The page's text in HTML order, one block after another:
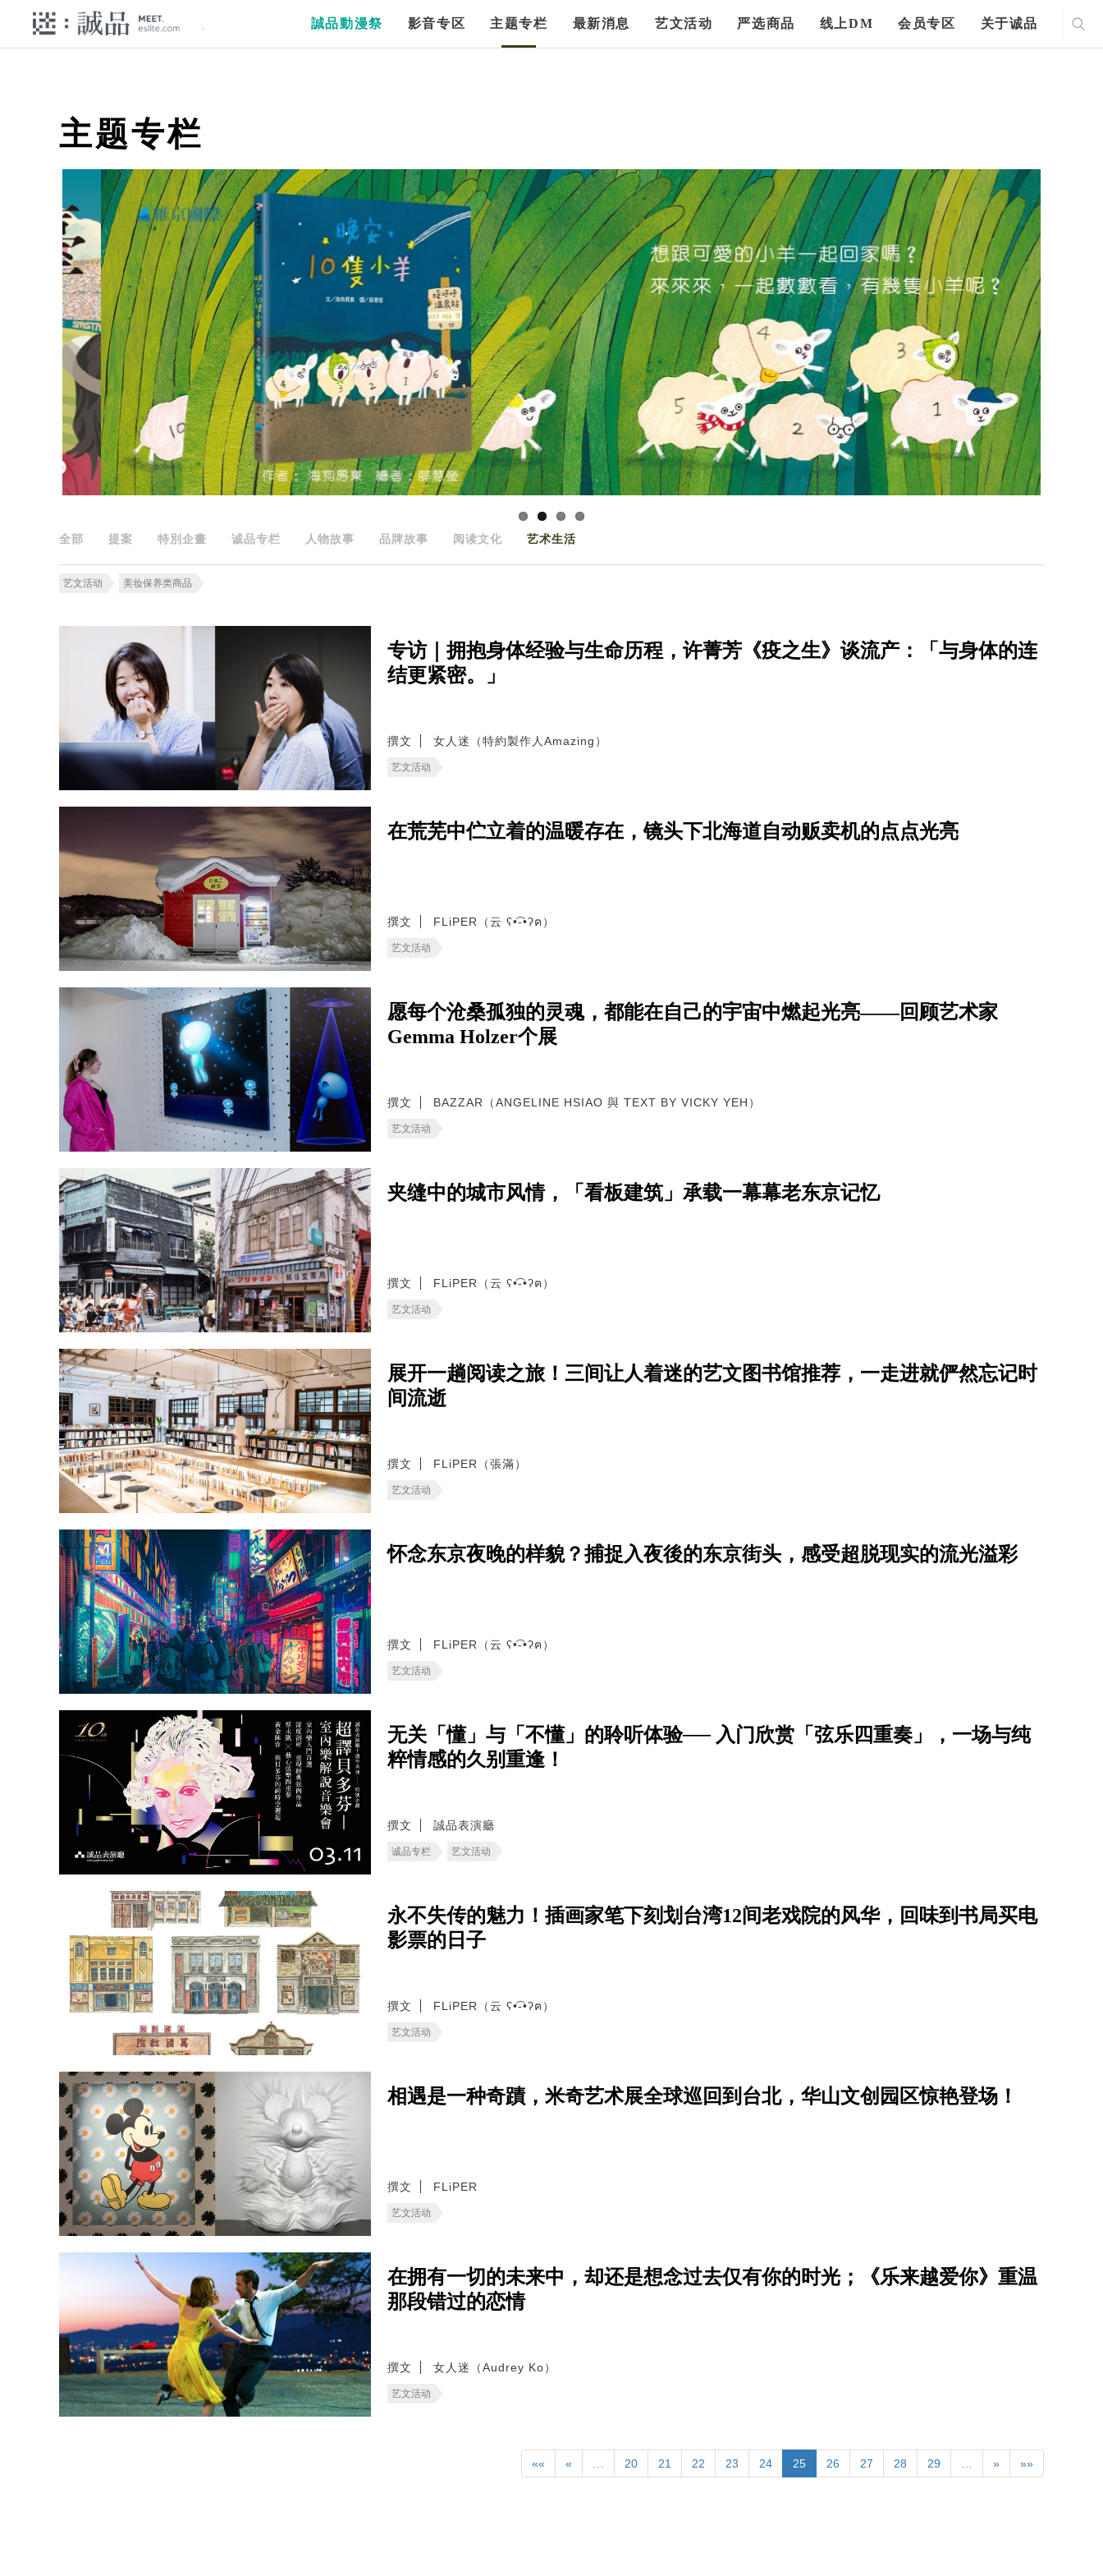
誠品動漫祭 影音专区 主题专栏 最新消息 艺文活动 严选商品 线上DM 会员专区 关于诚品
主题专栏
全部 提案 特別企畫 诚品专栏 人物故事 品牌故事 阅读文化 艺术生活
艺文活动 美妆保养类商品
专访｜拥抱身体经验与生命历程，许菁芳《疫之生》谈流产：「与身体的连
结更紧密。」
撰文 女人迷（特約製作人Amazing）
艺文活动
在荒芜中伫立着的温暖存在，镜头下北海道自动贩卖机的点点光亮
撰文 FLiPER（云 ʕ•͡-•ʔฅ）
艺文活动
愿每个沧桑孤独的灵魂，都能在自己的宇宙中燃起光亮——回顾艺术家
Gemma Holzer个展
撰文 BAZZAR（ANGELINE HSIAO 與 TEXT BY VICKY YEH）
艺文活动
夹缝中的城市风情，「看板建筑」承载一幕幕老东京记忆
撰文 FLiPER（云 ʕ•͡-•ʔฅ）
艺文活动
展开一趟阅读之旅！三间让人着迷的艺文图书馆推荐，一走进就俨然忘记时
间流逝
撰文 FLiPER（張滿）
艺文活动
怀念东京夜晚的样貌？捕捉入夜後的东京街头，感受超脱现实的流光溢彩
撰文 FLiPER（云 ʕ•͡-•ʔฅ）
艺文活动
无关「懂」与「不懂」的聆听体验── 入门欣赏「弦乐四重奏」，一场与纯
粹情感的久别重逢！
撰文 誠品表演廳
诚品专栏 艺文活动
永不失传的魅力！插画家笔下刻划台湾12间老戏院的风华，回味到书局买电
影票的日子
撰文 FLiPER（云 ʕ•͡-•ʔฅ）
艺文活动
相遇是一种奇蹟，米奇艺术展全球巡回到台北，华山文创园区惊艳登场！
撰文 FLiPER
艺文活动
在拥有一切的未来中，却还是想念过去仅有你的时光；《乐来越爱你》重温
那段错过的恋情
撰文 女人迷（Audrey Ko）
艺文活动
«« « … 20 21 22 23 24 25 26 27 28 29 … » »»